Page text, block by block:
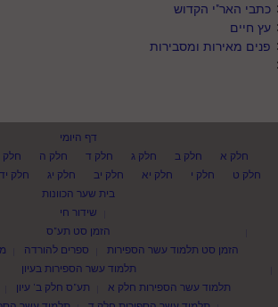
כתבי האר"י הקדוש
עץ חיים
פנים מאירות ומסבירות
דף היומי
חלק א
חלק ב חלק ג חלק ד חלק ה חלק
חלק ט
חלק י חלק יא חלק יב חלק יג חלק יד
בית שער הכוונות
שידור חי
הזמן סט תע"ס
הזמן סט תלמוד עשר הספירות
ספרים להורדה
תלמוד עשר הספירות בעיון
תלמוד עשר הספירות חלק א
תע"ס חלק ב' עיון